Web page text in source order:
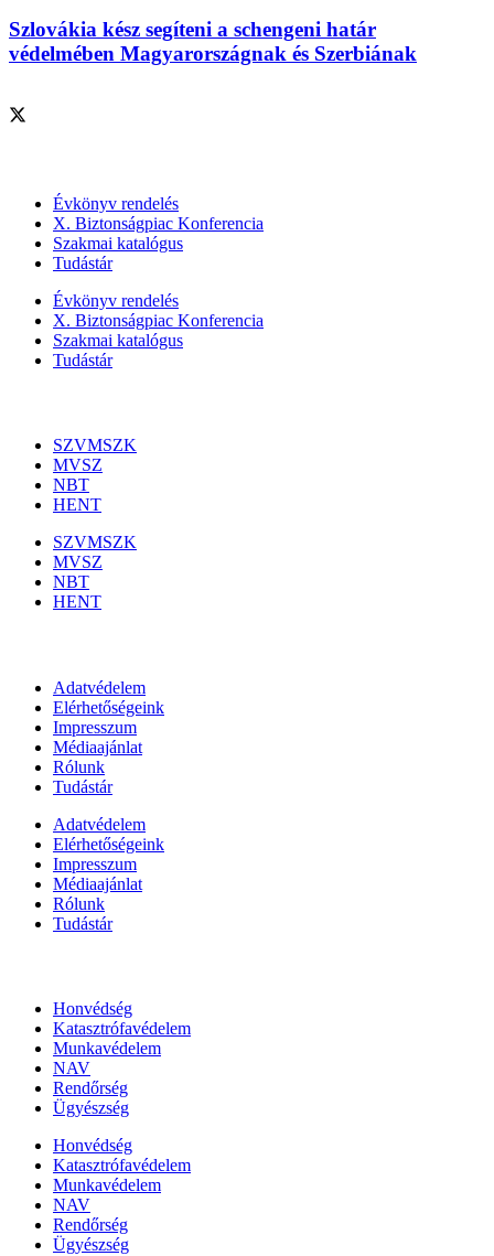
Szlovákia kész segíteni a schengeni határ
védelmében Magyarországnak és Szerbiának
Évkönyv rendelés
X. Biztonságpiac Konferencia
Szakmai katalógus
Tudástár
Évkönyv rendelés
X. Biztonságpiac Konferencia
Szakmai katalógus
Tudástár
SZVMSZK
MVSZ
NBT
HENT
SZVMSZK
MVSZ
NBT
HENT
Adatvédelem
Elérhetőségeink
Impresszum
Médiaajánlat
Rólunk
Tudástár
Adatvédelem
Elérhetőségeink
Impresszum
Médiaajánlat
Rólunk
Tudástár
Honvédség
Katasztrófavédelem
Munkavédelem
NAV
Rendőrség
Ügyészség
Honvédség
Katasztrófavédelem
Munkavédelem
NAV
Rendőrség
Ügyészség